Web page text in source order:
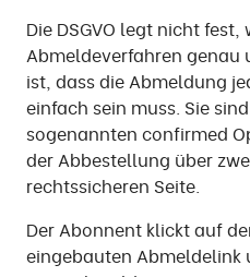
Die DSGVO legt nicht
Abmeldeverfahren genau
ist, dass die Abmeldung
einfach sein muss. Sie
sogenannten confirmed
der Abbestellung über
rechtssicheren Seite.
Der Abonnent klickt auf
eingebauten